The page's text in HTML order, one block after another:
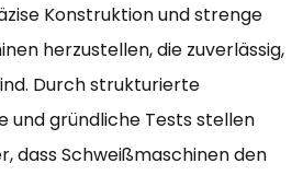
Konstruktion und strenge
herzustellen, die zuverlässig,
Durch strukturierte
und gründliche Tests stellen
dass Schweißmaschinen den